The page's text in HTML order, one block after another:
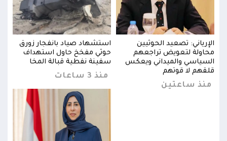
الإرياني: تصعيد الحوثيين
محاولة لتعويض تراجعهم
السياسي والميداني ويعكس
قلقهم لا قوتهم
منذ ساعتين
استشهاد صياد بانفجار زورق
حوثي مفخخ حاول استهداف
سفينة نفطية قبالة المخا
منذ 3 ساعات